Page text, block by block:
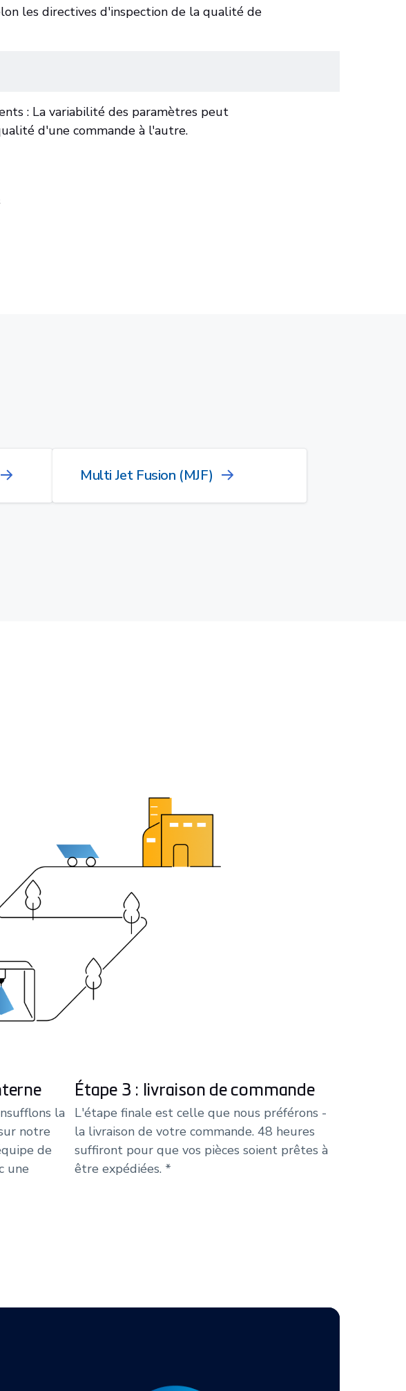
les directives d'inspection de la qualité de
: La variabilité des paramètres peut
d'une commande à l'autre.
Multi Jet Fusion (MJF)
la
notre
de
une
Étape 3 : livraison de commande
L'étape finale est celle que nous préférons -
la livraison de votre commande. 48 heures
suffiront pour que vos pièces soient prêtes à
être expédiées. *